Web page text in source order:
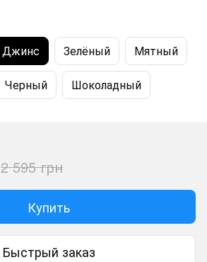
Джинс Зелёный Мятный
Черный Шоколадный
2 595 грн
Купить
Быстрый заказ